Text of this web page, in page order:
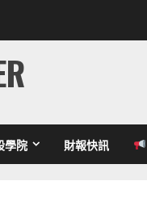
學院 財報快訊